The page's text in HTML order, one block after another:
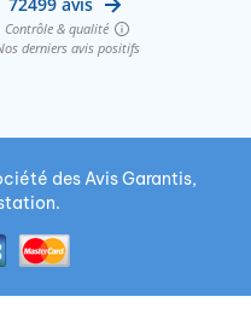
des Avis Garantis,
.